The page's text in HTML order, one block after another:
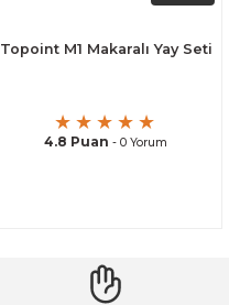
Topoint M1 Makaralı Yay Seti
4.8 Puan - 0 Yorum